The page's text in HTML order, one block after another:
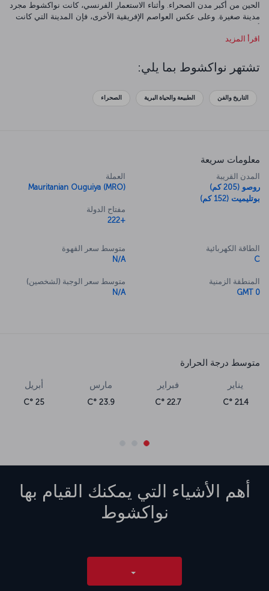
الحين من أكبر مدن الصحراء. وأثناء الاستعمار الفرنسي، كانت نواكشوط مجرد
مدينة صغيرة. وعلى عكس العواصم الإفريقية الأخرى، فإن المدينة التي كانت
نواكشوط في الصحراء الكبرى فإن طقسها حار جاف، وأفضل وقت لزيارتها هو
الأشهر.
اقرأ المزيد
تشتهر نواكشوط بما يلي:
التاريخ والفن الطبيعة والحياة البرية الصحراء
معلومات سريعة
المدن القريبة
روصو (205 كم)
بوتليميت (152 كم)
العملة
Mauritanian Ouguiya (MRO)
مفتاح الدولة
+222
الطاقة الكهربائية
C
المنطقة الزمنية
GMT 0
متوسط سعر القهوة
N/A
متوسط سعر الوجبة (لشخصين)
N/A
متوسط درجة الحرارة
يناير
21.4 °C
فبراير
22.7 °C
مارس
23.9 °C
أبريل
25 °C
أهم الأشياء التي يمكنك القيام بها
نواكشوط